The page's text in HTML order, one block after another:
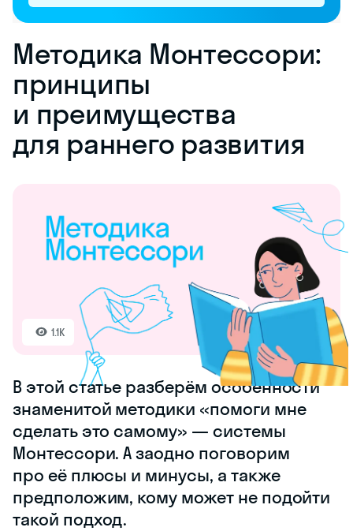
Методика Монтессори:
принципы
и преимущества
для раннего развития
1.1K
В этой статье разберём особенности
знаменитой методики «помоги мне
сделать это самому» — системы
Монтессори. А заодно поговорим
про её плюсы и минусы, а также
предположим, кому может не подойти
такой подход.